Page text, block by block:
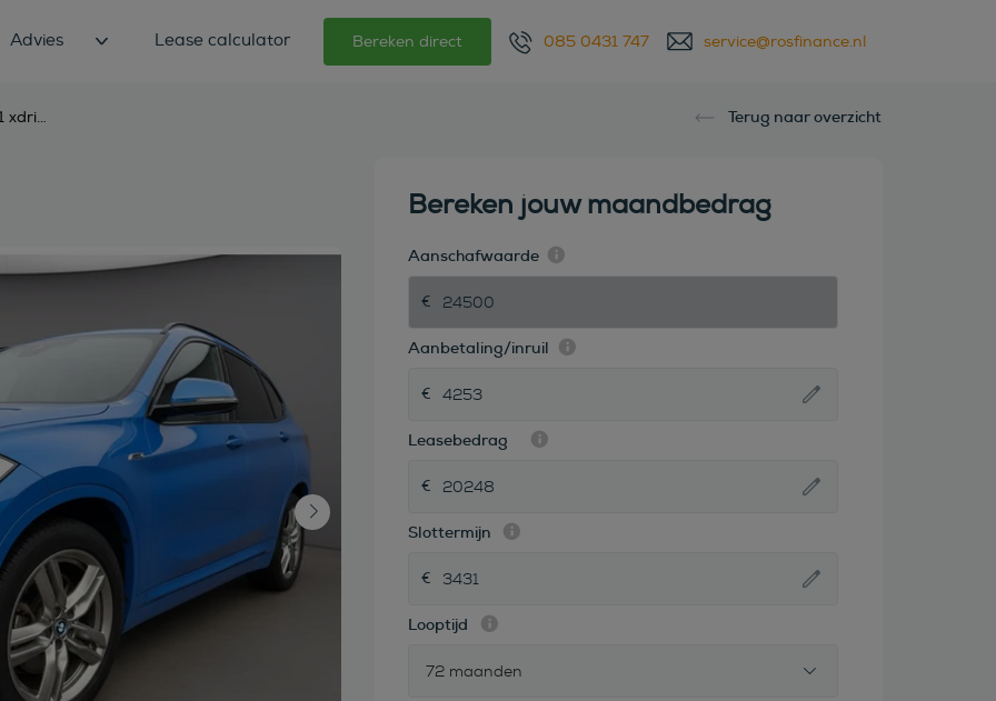
Advies Lease calculator Bereken direct 085 0431 747 service@rosfinance.nl
bmw x1 xdrive25e edrive m-sport, Terug naar overzicht
Bereken jouw maandbedrag
Aanschafwaarde
Aanbetaling/inruil
Leasebedrag
Slottermijn
Looptijd
72 maanden